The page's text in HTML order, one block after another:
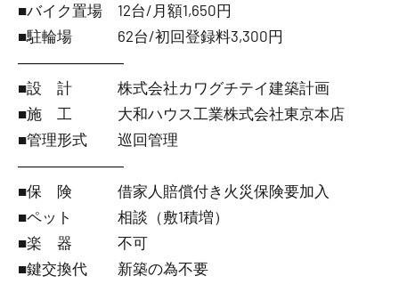
■バイク置場 12台/月額1,650円
■駐輪場 62台/初回登録料3,300円
―――――――
■設 計 株式会社カワグチテイ建築計画
■施 工 大和ハウス工業株式会社東京本店
■管理形式 巡回管理
―――――――
■保 険 借家人賠償付き火災保険要加入
■ペット 相談（敷1積増）
■楽 器 不可
■鍵交換代 新築の為不要